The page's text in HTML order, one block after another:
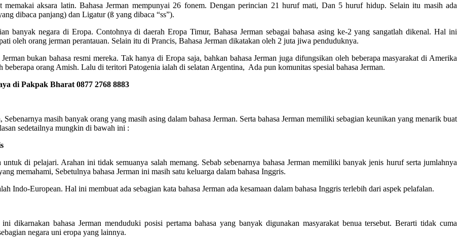
memakai aksara latin. Bahasa Jerman mempunyai 26 fonem. Dengan perincian 21 huruf mati, Dan 5 huruf hidup. Selain itu masih ada
dibaca panjang) dan Ligatur (ß yang dibaca “ss”).
banyak negara di Eropa. Contohnya di daerah Eropa Timur, Bahasa Jerman sebagai bahasa asing ke-2 yang sangatlah dikenal. Hal ini
oleh orang jerman perantauan. Selain itu di Prancis, Bahasa Jerman dikatakan oleh 2 juta jiwa penduduknya.
bukan bahasa resmi mereka. Tak hanya di Eropa saja, bahkan bahasa Jerman juga difungsikan oleh beberapa masyarakat di Amerika
orang Amish. Lalu di teritori Patogenia ialah di selatan Argentina, Ada pun komunitas spesial bahasa Jerman.
di Pakpak Bharat 0877 2768 8883
masih banyak orang yang masih asing dalam bahasa Jerman. Serta bahasa Jerman memiliki sebagian keunikan yang menarik buat
sedetailnya mungkin di bawah ini :
di pelajari. Arahan ini tidak semuanya salah memang. Sebab sebenarnya bahasa Jerman memiliki banyak jenis huruf serta jumlahnya
memahami, Sebetulnya bahasa Jerman ini masih satu keluarga dalam bahasa Inggris.
Indo-European. Hal ini membuat ada sebagian kata bahasa Jerman ada kesamaan dalam bahasa Inggris terlebih dari aspek pelafalan.
dikarnakan bahasa Jerman menduduki posisi pertama bahasa yang banyak digunakan masyarakat benua tersebut. Berarti tidak cuma
negara uni eropa yang lainnya.